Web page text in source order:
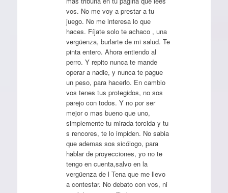
vos. No me voy a prestar a tu
juego. No me interesa lo que
haces. Fíjate solo te achaco , una
vergüenza, burlarte de mi salud. Te
pinta entero. Ahora entiendo al
perro. Y repito nunca te mande
operar a nadie, y nunca te pague
un peso, para hacerlo. En cambio
vos tenes tus protegidos, no sos
parejo con todos. Y no por ser
mejor o mas bueno que uno,
simplemente tu mirada torcida y tu
s rencores, te lo impiden. No sabia
que ademas sos sicólogo, para
hablar de proyecciones, yo no te
tengo en cuenta,salvo en la
vergüenza de l Tena que me llevo
a contestar. No debato con vos, ni